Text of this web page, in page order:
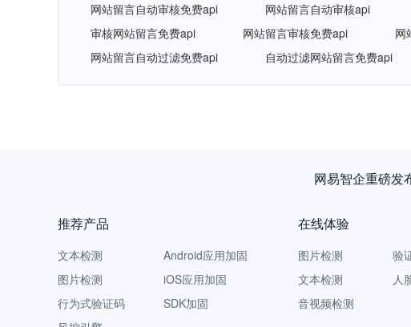
网站留言自动审核免费api
网站留言自动审核api
审核网站留言免费api
网站留言审核免费api
网
网站留言自动过滤免费api
自动过滤网站留言免费api
网易智企重磅发
推荐产品
文本检测
图片检测
行为式验证码
Android应用加固
iOS应用加固
SDK加固
在线体验
图片检测
文本检测
音视频检测
验
人